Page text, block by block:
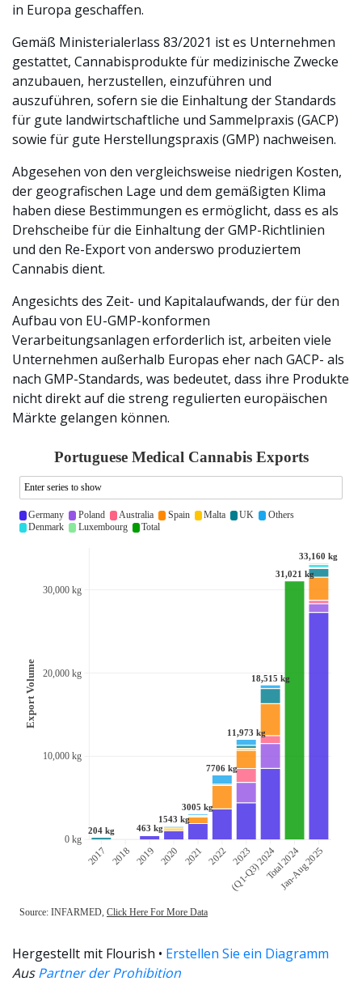
in Europa geschaffen.
Gemäß Ministerialerlass 83/2021 ist es Unternehmen
gestattet, Cannabisprodukte für medizinische Zwecke
anzubauen, herzustellen, einzuführen und
auszuführen, sofern sie die Einhaltung der Standards
für gute landwirtschaftliche und Sammelpraxis (GACP)
sowie für gute Herstellungspraxis (GMP) nachweisen.
Abgesehen von den vergleichsweise niedrigen Kosten,
der geografischen Lage und dem gemäßigten Klima
haben diese Bestimmungen es ermöglicht, dass es als
Drehscheibe für die Einhaltung der GMP-Richtlinien
und den Re-Export von anderswo produziertem
Cannabis dient.
Angesichts des Zeit- und Kapitalaufwands, der für den
Aufbau von EU-GMP-konformen
Verarbeitungsanlagen erforderlich ist, arbeiten viele
Unternehmen außerhalb Europas eher nach GACP- als
nach GMP-Standards, was bedeutet, dass ihre Produkte
nicht direkt auf die streng regulierten europäischen
Märkte gelangen können.
Hergestellt mit Flourish • Erstellen Sie ein Diagramm
AusPartner der Prohibition